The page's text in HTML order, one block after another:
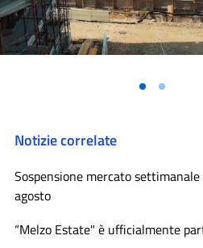
Notizie correlate
Sospensione mercato
agosto
“Melzo Estate" è ufficialmente